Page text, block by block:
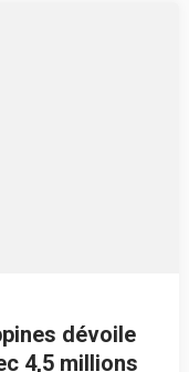
dévoile
4,5 millions